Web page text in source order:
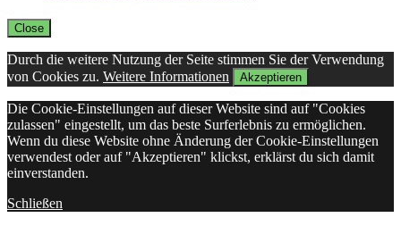
Close
Durch die weitere Nutzung der Seite stimmen Sie der Verwendung
von Cookies zu. Weitere Informationen Akzeptieren
Die Cookie-Einstellungen auf dieser Website sind auf "Cookies
zulassen" eingestellt, um das beste Surferlebnis zu ermöglichen.
Wenn du diese Website ohne Änderung der Cookie-Einstellungen
verwendest oder auf "Akzeptieren" klickst, erklärst du sich damit
einverstanden.
Schließen